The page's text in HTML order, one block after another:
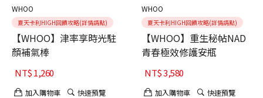
WHOO
夏天卡利HIGH回饋攻略(詳情請點)
【WHOO】津率享時光駐
顏補氣棒
NT$1,260
加入購物車 快速預覽
WHOO
夏天卡利HIGH回饋攻略(詳情請點)
【WHOO】重生秘帖NAD
青春極效修護安瓶
NT$3,580
加入購物車 快速預覽